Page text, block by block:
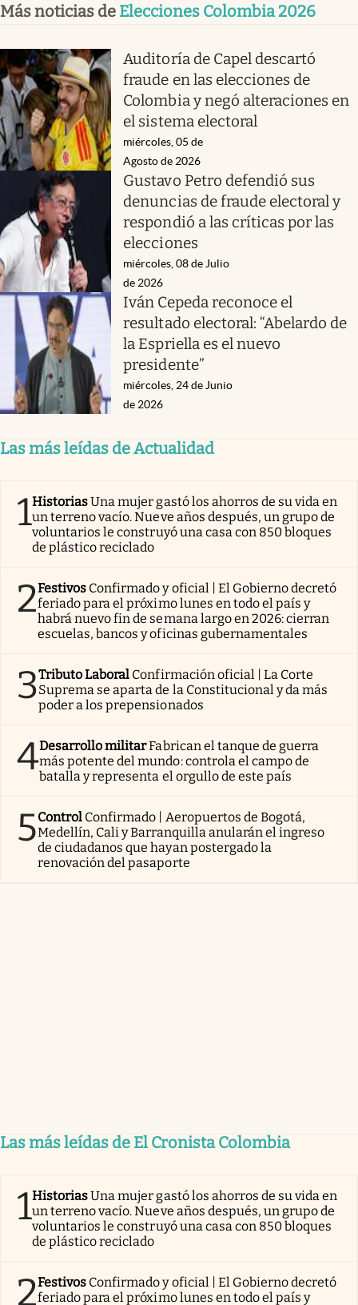
Más noticias de Elecciones Colombia 2026
Auditoría de Capel descartó
fraude en las elecciones de
Colombia y negó alteraciones en
el sistema electoral
miércoles, 05 de
Agosto de 2026
Gustavo Petro defendió sus
denuncias de fraude electoral y
respondió a las críticas por las
elecciones
miércoles, 08 de Julio
de 2026
Iván Cepeda reconoce el
resultado electoral: “Abelardo de
la Espriella es el nuevo
presidente”
miércoles, 24 de Junio
de 2026
Las más leídas de Actualidad
1HistoriasUna mujer gastó los ahorros de su vida en
un terreno vacío. Nueve años después, un grupo de
voluntarios le construyó una casa con 850 bloques
de plástico reciclado
2Festivos Confirmado y oficial | El Gobierno decretó
feriado para el próximo lunes en todo el país y
habrá nuevo fin de semana largo en 2026: cierran
escuelas, bancos y oficinas gubernamentales
3Tributo Laboral Confirmación oficial | La Corte
Suprema se aparta de la Constitucional y da más
poder a los prepensionados
4Desarrollo militarFabrican el tanque de guerra
más potente del mundo: controla el campo de
batalla y representa el orgullo de este país
5Control Confirmado | Aeropuertos de Bogotá,
Medellín, Cali y Barranquilla anularán el ingreso
de ciudadanos que hayan postergado la
renovación del pasaporte
Las más leídas de El Cronista Colombia
1HistoriasUna mujer gastó los ahorros de su vida en
un terreno vacío. Nueve años después, un grupo de
voluntarios le construyó una casa con 850 bloques
de plástico reciclado
2Festivos Confirmado y oficial | El Gobierno decretó
feriado para el próximo lunes en todo el país y